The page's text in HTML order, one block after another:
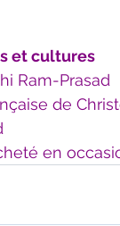
et cultures
Ram-Prasad
de
en